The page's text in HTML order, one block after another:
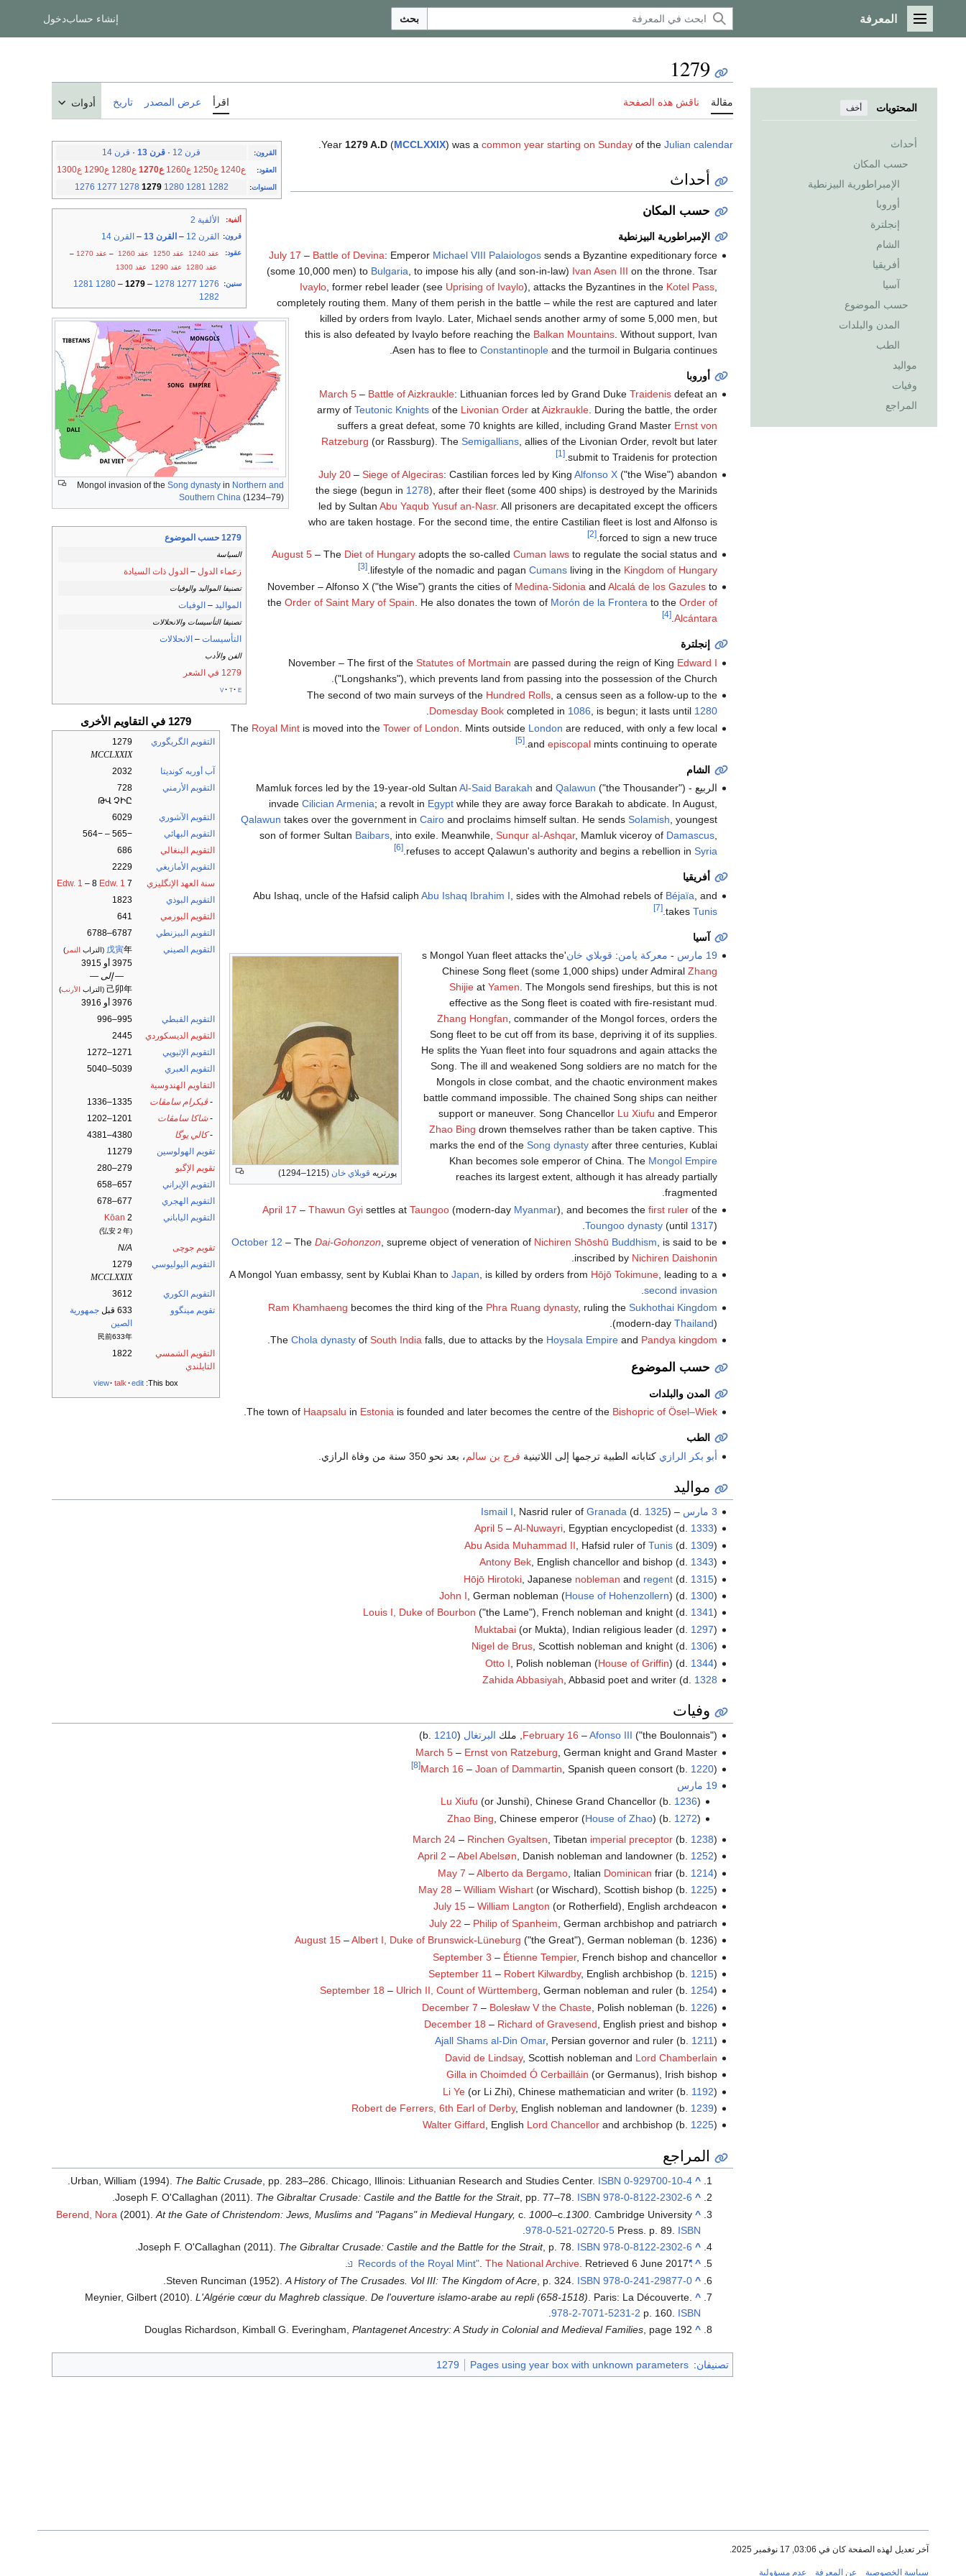
القائمة الرئيسية
المعرفة بحث إنشاء حسابدخول
المحتويات أخف
أحداث
حسب المكان
الإمبراطورية البيزنطية
أوروبا
إنجلترة
الشام
أفريقيا
آسيا
حسب الموضوع
المدن والبلدات
الطب
مواليد
وفيات
المراجع
1279
مقالة ناقش هذه الصفحة اقرأ عرض المصدر تاريخ أدوات
القرون: قرن 12 · قرن 13 · قرن 14
العقود: ع1240 ع1250 ع1260 ع1270 ع1280 ع1290 ع1300
السنوات:
1276 1277 1278 1279 1280 1281 1282
ألفية: الألفية 2
قرون: القرن 12 – القرن 13 – القرن 14
عقود: عقد 1240 عقد 1250 عقد 1260 – عقد 1270
–
عقد 1280
عقد 1290 عقد 1300
سنين:
1276
1277
1278
–
1279
–
1280
1281
1282
Mongol invasion of the Song dynasty in Northern and
Southern China (1234–79)
1279 حسب الموضوع
السياسة
زعماء الدول – الدول ذات السيادة
تصنيفا المواليد والوفيات
المواليد – الوفيات
تصنيفا التأسيسات والانحلالات
التأسيسات – الانحلالات
الفن والأدب
1279 في الشعر
v t e
1279 في التقاويم الأخرى
التقويم الگريگوري
1279
MCCLXXIX
آب أوربه كونديتا
2032
التقويم الأرمني
728
ԹՎ ՉԻԸ
التقويم الآشوري
6029
التقويم البهائي
−565 – −564
التقويم البنغالي
686
التقويم الأمازيغي
2229
سنة العهد الإنگليزي
7
Edw. 1 – 8 Edw. 1
التقويم البوذي
1823
التقويم البورمي
641
التقويم البيزنطي
6787–6788
التقويم الصيني
戊寅年 (التراب النمر )
3975 أو 3915
— إلى —
己卯年 (التراب الأرنب)
3976 أو 3916
التقويم القبطي
995–996
التقويم الديسكوردي
2445
التقويم الإثيوپي
1271–1272
التقويم العبري
5039–5040
التقاويم الهندوسية
- ڤيكرام سامڤات
1335–1336
-شاكا سامڤات
1201–1202
-كالي يوگا
4380–4381
تقويم الهولوسين
11279
تقويم الإگبو
279–280
التقويم الإيراني
657–658
التقويم الهجري
677–678
التقويم الياباني
Kōan 2
(弘安２年)
تقويم جوچى
N/A
التقويم اليوليوسي
1279
MCCLXXIX
التقويم الكوري
3612
تقويم مينگوو
633 قبل
جمهورية
الصين
民前633年
التقويم الشمسي
التايلندي
1822
This box:
view talk edit
Year 1279 A.D (MCCLXXIX) was a common year starting on Sunday of the Julian calendar
أحداث
حسب المكان
الإمبراطورية البيزنطية
July 17 – Battle of Devina: Emperor Michael VIII Palaiologossends a Byzantine expeditionary force
(some 10,000 men) to Bulgaria , to impose his ally (and son-in-law) Ivan Asen III on the throne. Tsar
Ivaylo, former rebel leader (see Uprising of Ivaylo), attacks the Byzantines in the Kotel Pass,
completely routing them. Many of them perish in the battle – while the rest are captured and later
killed by orders from Ivaylo. Later, Michael sends another army of some 5,000 men, but
this is also defeated by Ivaylo before reaching the Balkan Mountains. Without support, Ivan
Asen has to flee to Constantinopleand the turmoil in Bulgaria continues.
أوروبا
March 5– Battle of Aizkraukle: Lithuanian forces led by Grand Duke Traidenisdefeat an
army of Teutonic Knightsof the Livonian OrderatAizkraukle. During the battle, the order
suffers a great defeat, some 70 knights are killed, including Grand Master Ernst von
Ratzeburg (or Rassburg). The Semigallians, allies of the Livonian Order, revolt but later
submit to Traidenis for protection.
[1]
July 20– Siege of Algeciras: Castilian forces led by King Alfonso X("the Wise") abandon
the siege (begun in 1278), after their fleet (some 400 ships) is destroyed by the Marinids
led by Sultan Abu Yaqub Yusuf an-Nasr. All prisoners are decapitated except the officers
who are taken hostage. For the second time, the entire Castilian fleet is lost and Alfonso is
forced to sign a new truce.
[2]
August 5– The Diet of Hungaryadopts the so-called Cuman lawsto regulate the social status and
lifestyle of the nomadic and pagan Cumansliving in the Kingdom of Hungary
.
[3]
November – Alfonso X ("the Wise") grants the cities of Medina-Sidoniaand Alcalá de los Gazulesto
the Order of Saint Mary of Spain. He also donates the town of Morón de la Fronterato the Order of
Alcántara
.
[4]
إنجلترة
November – The first of the Statutes of Mortmain are passed during the reign of King Edward I
("Longshanks"), which prevents land from passing into the possession of the Church.
The second of two main surveys of the Hundred Rolls, a census seen as a follow-up to the
Domesday Bookcompleted in 1086, is begun; it lasts until 1280
.
The Royal Mintis moved into the Tower of London . Mints outside London are reduced, with only a few local
and episcopalmints continuing to operate.
[5]
الشام
الربيع - Mamluk forces led by the 19-year-old Sultan
Al-Said Barakah and Qalawun ("the Thousander")
invade Cilician Armenia; a revolt in Egyptwhile they are away force Barakah to abdicate. In August,
Qalawun takes over the government in Cairoand proclaims himself sultan. He sends Solamish , youngest
son of former Sultan Baibars, into exile. Meanwhile, Sunqur al-Ashqar, Mamluk viceroy of Damascus,
refuses to accept Qalawun's authority and begins a rebellion in Syria
.
[6]
أفريقيا
Abu Ishaq, uncle of the Hafsid caliph Abu Ishaq Ibrahim I , sides with the Almohad rebels of Béjaïa , and
takes Tunis
.
[7]
آسيا
پورتريه قوبلاي خان (1215–1294)
19 مارس - معركة يامن: قوبلاي خان 's Mongol Yuan fleet attacks the
Chinese Song fleet (some 1,000 ships) under Admiral Zhang
Shijieat Yamen . The Mongols send fireships, but this is not
effective as the Song fleet is coated with fire-resistant mud.
Zhang Hongfan , commander of the Mongol forces, orders the
Song fleet to be cut off from its base, depriving it of its supplies.
He splits the Yuan fleet into four squadrons and again attacks the
Song. The ill and weakened Song soldiers are no match for the
Mongols in close combat, and the chaotic environment makes
battle command impossible. The chained Song ships can neither
support or maneuver. Song Chancellor Lu Xiufu and Emperor
Zhao Bing drown themselves rather than be taken captive. This
marks the end of the Song dynastyafter three centuries, Kublai
Khan becomes sole emperor of China. The Mongol Empire
reaches its largest extent, although it has already partially
fragmented.
April 17 – Thawun Gyisettles at Taungoo(modern-day Myanmar), and becomes the first rulerof the
Toungoo dynasty(until 1317).
October 12 – The Dai-Gohonzon , supreme object of veneration of Nichiren Shōshū Buddhism , is said to be
inscribed by Nichiren Daishonin
A Mongol Yuan embassy, sent by Kublai Khan to Japan, is killed by orders from Hōjō Tokimune, leading to a
second invasion
.
Ram Khamhaeng becomes the third king of the Phra Ruang dynasty, ruling the Sukhothai Kingdom
(modern-day Thailand).
The Chola dynastyof South India falls, due to attacks by the Hoysala Empireand Pandya kingdom
حسب الموضوع
المدن والبلدات
The town of Haapsalu in Estonia is founded and later becomes the centre of the Bishopric of Ösel–Wiek
الطب
أبو بكر الرازي كتاباته الطبية ترجمها إلى اللاتينية فرج بن سالم، بعد نحو 350 سنة من وفاة الرازي.
مواليد
3 مارس –
Ismail I , Nasrid ruler of Granada (d. 1325)
April 5–Al-Nuwayri, Egyptian encyclopedist (d. 1333)
Abu Asida Muhammad II , Hafsid ruler of Tunis(d. 1309)
Antony Bek, English chancellor and bishop (d. 1343)
Hōjō Hirotoki, Japanese nobleman and regent(d. 1315)
John I , German nobleman (House of Hohenzollern) (d. 1300)
Louis I, Duke of Bourbon ("the Lame"), French nobleman and knight (d. 1341)
Muktabai(or Mukta), Indian religious leader (d. 1297)
Nigel de Brus, Scottish nobleman and knight (d. 1306)
Otto I , Polish nobleman (House of Griffin) (d. 1344)
Zahida Abbasiyah , Abbasid poet and writer (d. 1328
وفيات
February 16 –Afonso III ("the Boulonnais"), ملك البرتغال (b.
1210
)
March 5– Ernst von Ratzeburg , German knight and Grand Master
March 16 – Joan of Dammartin , Spanish queen consort (b. 1220)
[8]
19 مارس
Lu Xiufu (or Junshi), Chinese Grand Chancellor (b. 1236)
Zhao Bing , Chinese emperor (House of Zhao) (b. 1272)
March 24– Rinchen Gyaltsen , Tibetan imperial preceptor(b. 1238)
April 2 –Abel Abelsøn , Danish nobleman and landowner (b. 1252)
May 7 –Alberto da Bergamo, Italian Dominican friar (b. 1214)
May 28 – William Wishart(or Wischard), Scottish bishop (b. 1225)
July 15– William Langton (or Rotherfield), English archdeacon
July 22 – Philip of Spanheim , German archbishop and patriarch
August 15–Albert I, Duke of Brunswick-Lüneburg ("the Great"), German nobleman (b. 1236)
September 3 – Étienne Tempier, French bishop and chancellor
September 11 – Robert Kilwardby, English archbishop (b. 1215)
September 18 – Ulrich II, Count of Württemberg, German nobleman and ruler (b. 1254)
December 7 – Bolesław V the Chaste, Polish nobleman (b. 1226)
December 18 – Richard of Gravesend , English priest and bishop
Ajall Shams al-Din Omar, Persian governor and ruler (b. 1211)
David de Lindsay, Scottish nobleman and Lord Chamberlain
Gilla in Choimded Ó Cerbailláin (or Germanus), Irish bishop
Li Ye(or Li Zhi), Chinese mathematician and writer (b. 1192)
Robert de Ferrers, 6th Earl of Derby, English nobleman and landowner (b. 1239)
Walter Giffard, English Lord Chancellorand archbishop (b. 1225)
المراجع
^
Urban, William (1994). The Baltic Crusade , pp. 283–286. Chicago, Illinois: Lithuanian Research and Studies Center. ISBN 0-929700-10-4
^
Joseph F. O'Callaghan (2011). The Gibraltar Crusade: Castile and the Battle for the Strait, pp. 77–78. ISBN 978-0-8122-2302-6
.
^
Berend, Nora (2001).At the Gate of Christendom: Jews, Muslims and "Pagans" in Medieval Hungary, c. 1000–c. 1300 . Cambridge University
Press. p. 89. ISBN
978-0-521-02720-5
.
^
Joseph F. O'Callaghan (2011). The Gibraltar Crusade: Castile and the Battle for the Strait, p. 78. ISBN 978-0-8122-2302-6
.
^
"Records of the Royal Mint"
.The National Archive. Retrieved6 June 2017
.
^
Steven Runciman (1952).A History of The Crusades. Vol III: The Kingdom of Acre , p. 324. ISBN 978-0-241-29877-0
.
^
Meynier, Gilbert (2010).L'Algérie cœur du Maghreb classique. De l'ouverture islamo-arabe au repli (658-1518) . Paris: La Découverte.
p. 160. ISBN
978-2-7071-5231-2
.
^
Douglas Richardson, Kimball G. Everingham,Plantagenet Ancestry: A Study in Colonial and Medieval Families, page 192
تصنيفان:
Pages using year box with unknown parameters
1279
آخر تعديل لهذه الصفحة كان في 03:06, 17 نوفمبر 2025.
سياسة الخصوصية عن المعرفة عدم مسؤولية